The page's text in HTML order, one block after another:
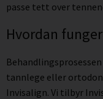
passe tett over
Hvordan
tannlege eller
Invisalign. Vi tilbyr